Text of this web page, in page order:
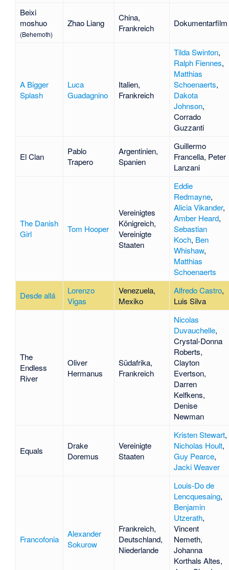
Beixi
moshuo
(Behemoth)
Zhao Liang
China,
Frankreich
Dokumentarfilm
A Bigger
Splash
Luca
Guadagnino
Italien,
Frankreich
Tilda Swinton,
Ralph Fiennes,
Matthias
Schoenaerts,
Dakota
Johnson,
Corrado
Guzzanti
El Clan
Pablo
Trapero
Argentinien,
Spanien
Guillermo
Francella, Peter
Lanzani
The Danish
Girl
Tom Hooper
Vereinigtes
Königreich,
Vereinigte
Staaten
Eddie
Redmayne,
Alicia Vikander,
Amber Heard,
Sebastian
Koch, Ben
Whishaw,
Matthias
Schoenaerts
Desde allá
Lorenzo
Vigas
Venezuela,
Mexiko
Alfredo Castro,
Luis Silva
The
Endless
River
Oliver
Hermanus
Südafrika,
Frankreich
Nicolas
Duvauchelle,
Crystal-Donna
Roberts,
Clayton
Evertson,
Darren
Kelfkens,
Denise
Newman
Equals
Drake
Doremus
Vereinigte
Staaten
Kristen Stewart,
Nicholas Hoult,
Guy Pearce,
Jacki Weaver
Francofonia
Alexander
Sokurow
Frankreich,
Deutschland,
Niederlande
Louis-Do de
Lencquesaing,
Benjamin
Utzerath,
Vincent
Nemeth,
Johanna
Korthals Altes,